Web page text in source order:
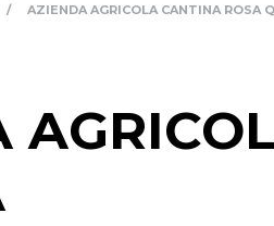
AZIENDA AGRICOLA CANTINA ROSA